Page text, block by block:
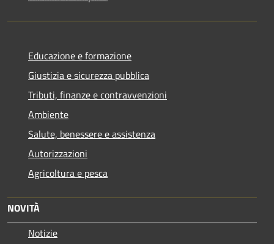
Educazione e formazione
Giustizia e sicurezza pubblica
Tributi, finanze e contravvenzioni
Ambiente
Salute, benessere e assistenza
Autorizzazioni
Agricoltura e pesca
NOVITÀ
Notizie